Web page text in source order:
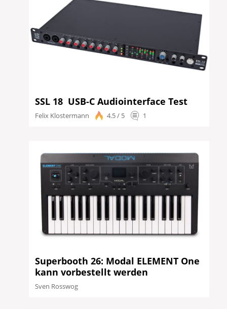
SSL 18 USB-C Audiointerface Test
Felix Klostermann 4.5 / 5 1
Superbooth 26: Modal ELEMENT One
kann vorbestellt werden
Sven Rosswog